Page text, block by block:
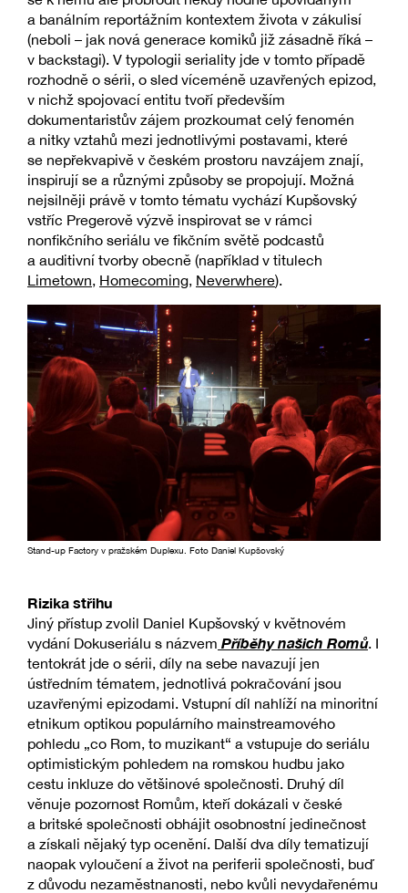
a banálním reportážním kontextem života v zákulisí
(neboli – jak nová generace komiků již zásadně říká –
v backstagi). V typologii seriality jde v tomto případě
rozhodně o sérii, o sled víceméně uzavřených epizod,
v nichž spojovací entitu tvoří především
dokumentaristův zájem prozkoumat celý fenomén
a nitky vztahů mezi jednotlivými postavami, které
se nepřekvapivě v českém prostoru navzájem znají,
inspirují se a různými způsoby se propojují. Možná
nejsilněji právě v tomto tématu vychází Kupšovský
vstříc Pregerově výzvě inspirovat se v rámci
nonfikčního seriálu ve fikčním světě podcastů
a auditivní tvorby obecně (například v titulech
Limetown, Homecoming, Neverwhere).
Stand-up Factory v pražském Duplexu. Foto Daniel Kupšovský
Rizika střihu
Jiný přístup zvolil Daniel Kupšovský v květnovém
vydání Dokuseriálu s názvem Příběhy našich Romů. I
tentokrát jde o sérii, díly na sebe navazují jen
ústředním tématem, jednotlivá pokračování jsou
uzavřenými epizodami. Vstupní díl nahlíží na minoritní
etnikum optikou populárního mainstreamového
pohledu „co Rom, to muzikant“ a vstupuje do seriálu
optimistickým pohledem na romskou hudbu jako
cestu inkluze do většinové společnosti. Druhý díl
věnuje pozornost Romům, kteří dokázali v české
a britské společnosti obhájit osobnostní jedinečnost
a získali nějaký typ ocenění. Další dva díly tematizují
naopak vyloučení a život na periferii společnosti, buď
z důvodu nezaměstnanosti, nebo kvůli nevydařenému